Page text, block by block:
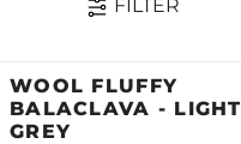
FILTER
WOOL FLUFFY
BALACLAVA - LIGHT
GREY